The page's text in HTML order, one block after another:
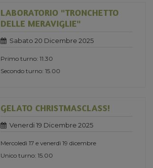
LABORATORIO "TRONCHETTO
DELLE MERAVIGLIE"
Sabato 20 Dicembre 2025
Primo turno: 11.30
Secondo turno: 15.00
GELATO CHRISTMASCLASS!
Venerdi 19 Dicembre 2025
Mercoledì 17 e venerdì 19 dicembre
Unico turno: 15.00